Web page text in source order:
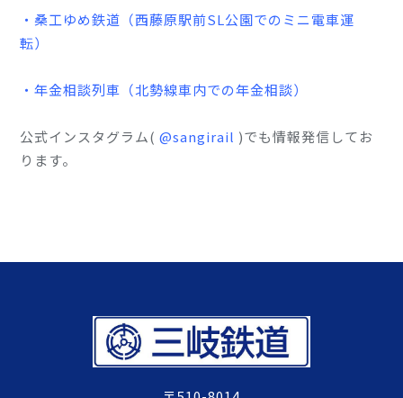
・桑工ゆめ鉄道（西藤原駅前SL公園でのミニ電車運
転）
・年金相談列車（北勢線車内での年金相談）
公式インスタグラム(@sangirail )でも情報発信してお
ります。